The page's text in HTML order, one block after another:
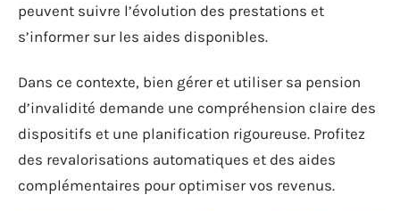
peuvent suivre l’évolution des prestations et
s’informer sur les aides disponibles.
Dans ce contexte, bien gérer et utiliser sa pension
d’invalidité demande une compréhension claire des
dispositifs et une planification rigoureuse. Profitez
des revalorisations automatiques et des aides
complémentaires pour optimiser vos revenus.